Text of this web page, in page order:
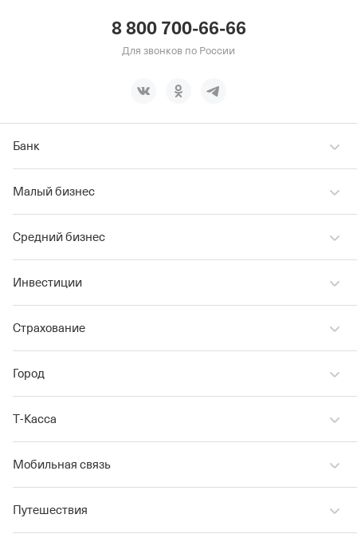
8 800 700-66-66
Для звонков по России
Банк
Малый бизнес
Средний бизнес
Инвестиции
Страхование
Город
Т‑Касса
Мобильная связь
Путешествия